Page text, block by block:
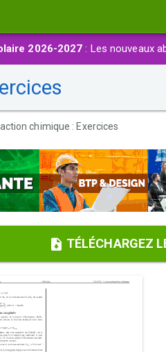
2026-2027 : Les nouveaux
chimique : Exercices
TÉLÉCHARGEZ